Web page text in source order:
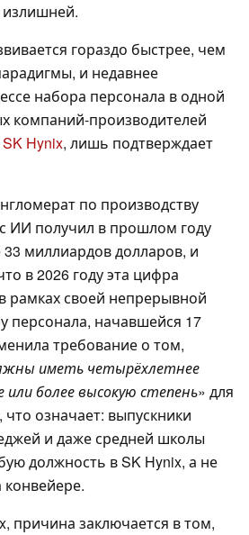
излишней.
гораздо быстрее, чем
и недавнее
набора персонала в одной
компаний-производителей
SK Hynix, лишь подтверждает
по производству
ИИ получил в прошлом году
миллиардов долларов, и
в 2026 году эта цифра
рамках своей непрерывной
персонала, начавшейся 17
требование о том,
иметь четырёхлетнее
или более высокую степень» для
означает: выпускники
и даже средней школы
должность в SK Hynix, а не
конвейере.
причина заключается в том,